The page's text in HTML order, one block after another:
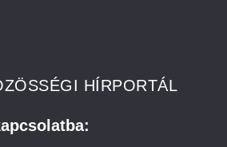
HÍRPORTÁL